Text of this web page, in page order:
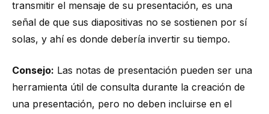
transmitir el mensaje de su presentación, es una
señal de que sus diapositivas no se sostienen por sí
solas, y ahí es donde debería invertir su tiempo.
Consejo: Las notas de presentación pueden ser una
herramienta útil de consulta durante la creación de
una presentación, pero no deben incluirse en el